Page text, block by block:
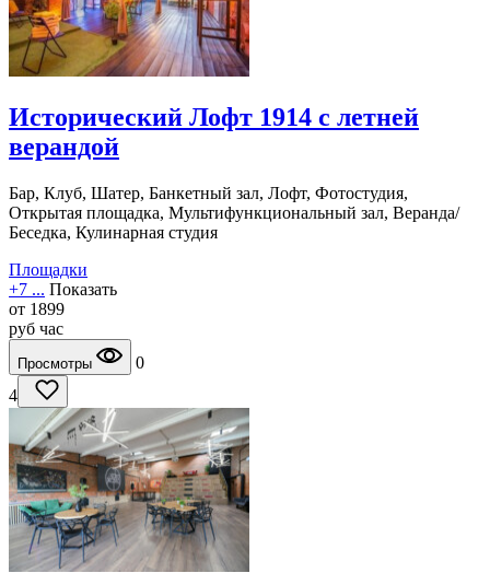
Исторический Лофт 1914 с летней
верандой
Бар, Клуб, Шатер, Банкетный зал, Лофт, Фотостудия,
Открытая площадка, Мультифункциональный зал, Веранда/
Беседка, Кулинарная студия
Площадки
+7 ... Показать
от 1899
руб час
Просмотры
0
4